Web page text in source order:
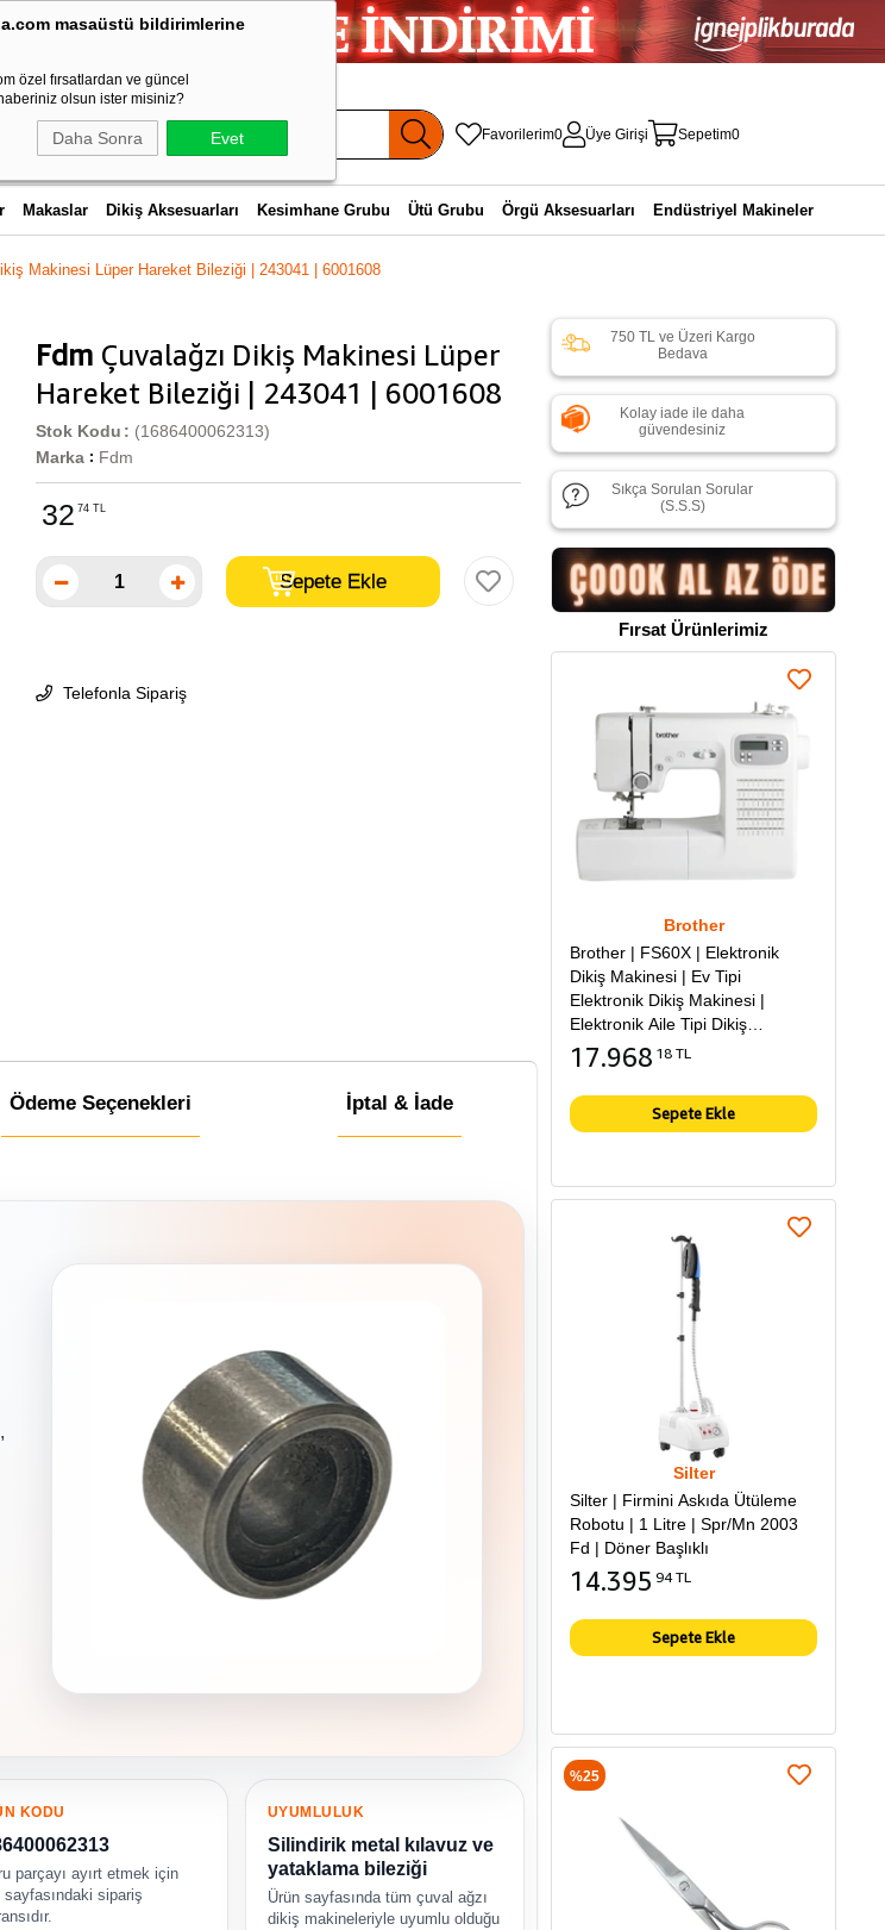
masaüstü bildirimlerine
özel fırsatlardan ve güncel
olsun ister misiniz?
Daha Sonra Evet Favorilerim0 Üye Girişi Sepetim0
Makaslar Dikiş Aksesuarları Kesimhane Grubu Ütü Grubu Örgü Aksesuarları Endüstriyel Makineler
Makinesi Lüper Hareket Bileziği | 243041 | 6001608
Fdm Çuvalağzı Dikiş Makinesi Lüper
Hareket Bileziği | 243041 | 6001608
(1686400062313)
Stok Kodu
Marka : Fdm
32 74 TL
Telefonla Sipariş
Ödeme Seçenekleri İptal & İade
KODU
parçayı ayırt etmek için
sayfasındaki sipariş
UYUMLULUK
Silindirik metal kılavuz ve
yataklama bileziği
Ürün sayfasında tüm çuval ağzı
dikiş makineleriyle uyumlu olduğu
750 TL ve Üzeri Kargo
Bedava
Kolay iade ile daha
güvendesiniz
Sıkça Sorulan Sorular
(S.S.S)
Fırsat Ürünlerimiz
Brother
Brother | FS60X | Elektronik
Dikiş Makinesi | Ev Tipi
Elektronik Dikiş Makinesi |
Elektronik Aile Tipi Dikiş
Makinesi
17.968 18 TL
Sepete Ekle
Silter
Silter | Firmini Askıda Ütüleme
Robotu | 1 Litre | Spr/Mn 2003
Fd | Döner Başlıklı
14.395 94 TL
Sepete Ekle
%25